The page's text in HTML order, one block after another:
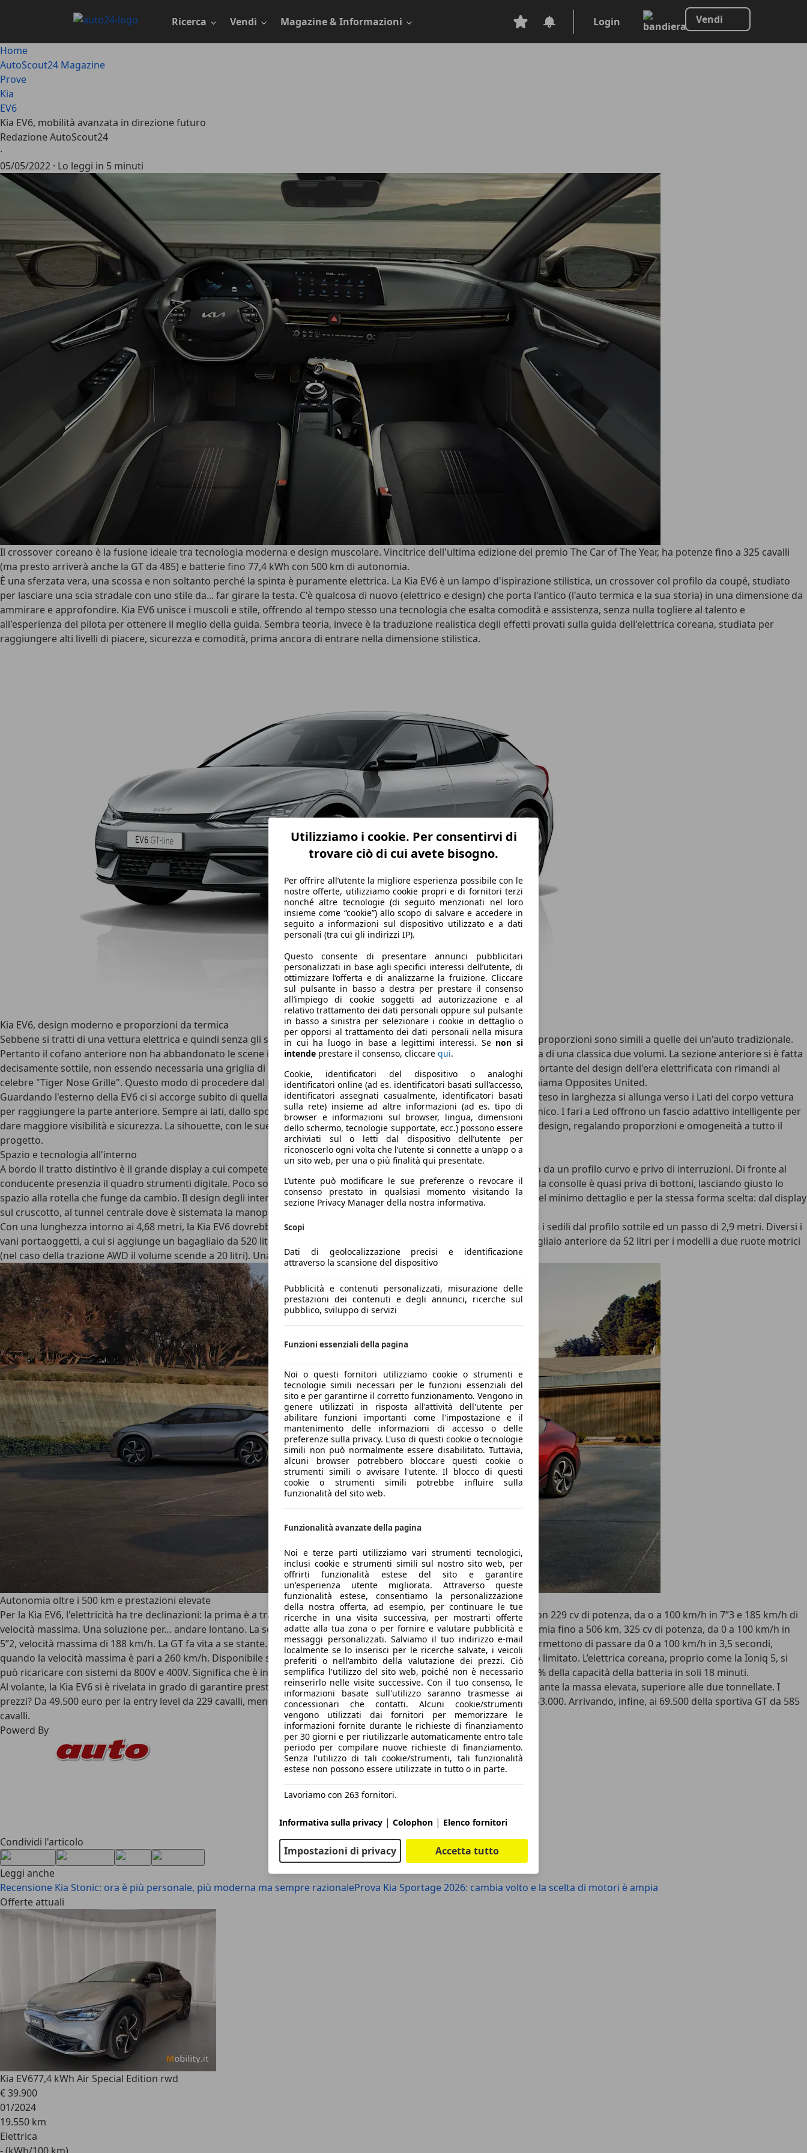
principale
Ricerca Vendi Magazine & Informazioni Login Vendi
Utilizziamo i cookie. Per consentirvi di
trovare ciò di cui avete bisogno.
Per offrire all’utente la migliore esperienza possibile con le
nostre offerte, utilizziamo cookie propri e di fornitori terzi
nonché altre tecnologie (di seguito menzionati nel loro
insieme come “cookie”) allo scopo di salvare e accedere in
seguito a informazioni sul dispositivo utilizzato e a dati
personali (tra cui gli indirizzi IP).
Questo consente di presentare annunci pubblicitari
personalizzati in base agli specifici interessi dell’utente, di
ottimizzare l’offerta e di analizzarne la fruizione. Cliccare
sul pulsante in basso a destra per prestare il consenso
all’impiego di cookie soggetti ad autorizzazione e al
relativo trattamento dei dati personali oppure sul pulsante
in basso a sinistra per selezionare i cookie in dettaglio o
per opporsi al trattamento dei dati personali nella misura
in cui ha luogo in base a legittimi interessi. Se non si
intende prestare il consenso, cliccare qui.
Cookie, identificatori del dispositivo o analoghi
identificatori online (ad es. identificatori basati sull’accesso,
identificatori assegnati casualmente, identificatori basati
sulla rete) insieme ad altre informazioni (ad es. tipo di
browser e informazioni sul browser, lingua, dimensioni
dello schermo, tecnologie supportate, ecc.) possono essere
archiviati sul o letti dal dispositivo dell’utente per
riconoscerlo ogni volta che l’utente si connette a un’app o a
un sito web, per una o più finalità qui presentate.
L’utente può modificare le sue preferenze o revocare il
consenso prestato in qualsiasi momento visitando la
sezione Privacy Manager della nostra informativa.
Scopi
Dati di geolocalizzazione precisi e identificazione
attraverso la scansione del dispositivo
Pubblicità e contenuti personalizzati, misurazione delle
prestazioni dei contenuti e degli annunci, ricerche sul
pubblico, sviluppo di servizi
Funzioni essenziali della pagina
Noi o questi fornitori utilizziamo cookie o strumenti e
tecnologie simili necessari per le funzioni essenziali del
sito e per garantirne il corretto funzionamento. Vengono in
genere utilizzati in risposta all'attività dell'utente per
abilitare funzioni importanti come l'impostazione e il
mantenimento delle informazioni di accesso o delle
preferenze sulla privacy. L'uso di questi cookie o tecnologie
simili non può normalmente essere disabilitato. Tuttavia,
alcuni browser potrebbero bloccare questi cookie o
strumenti simili o avvisare l'utente. Il blocco di questi
cookie o strumenti simili potrebbe influire sulla
funzionalità del sito web.
Funzionalità avanzate della pagina
Noi e terze parti utilizziamo vari strumenti tecnologici,
inclusi cookie e strumenti simili sul nostro sito web, per
offrirti funzionalità estese del sito e garantire
un'esperienza utente migliorata. Attraverso queste
funzionalità estese, consentiamo la personalizzazione
della nostra offerta, ad esempio, per continuare le tue
ricerche in una visita successiva, per mostrarti offerte
adatte alla tua zona o per fornire e valutare pubblicità e
messaggi personalizzati. Salviamo il tuo indirizzo e-mail
localmente se lo inserisci per le ricerche salvate, i veicoli
preferiti o nell'ambito della valutazione dei prezzi. Ciò
semplifica l'utilizzo del sito web, poiché non è necessario
reinserirlo nelle visite successive. Con il tuo consenso, le
informazioni basate sull'utilizzo saranno trasmesse ai
concessionari che contatti. Alcuni cookie/strumenti
vengono utilizzati dai fornitori per memorizzare le
informazioni fornite durante le richieste di finanziamento
per 30 giorni e per riutilizzarle automaticamente entro tale
periodo per compilare nuove richieste di finanziamento.
Senza l'utilizzo di tali cookie/strumenti, tali funzionalità
estese non possono essere utilizzate in tutto o in parte.
Lavoriamo con 263 fornitori.
Informativa sulla privacy | Colophon | Elenco fornitori
Impostazioni di privacy Accetta tutto
Home
AutoScout24 Magazine
Prove
Kia
EV6
Kia EV6, mobilità avanzata in direzione futuro
Redazione AutoScout24
·
05/05/2022 · Lo leggi in 5 minuti
Il crossover coreano è la fusione ideale tra tecnologia moderna e design muscolare. Vincitrice dell'ultima edizione del premio The Car of The Year, ha potenze fino a 325 cavalli
(ma presto arriverà anche la GT da 485) e batterie fino 77,4 kWh con 500 km di autonomia.
È una sferzata vera, una scossa e non soltanto perché la spinta è puramente elettrica. La Kia EV6 è un lampo d'ispirazione stilistica, un crossover col profilo da coupé, studiato
per lasciare una scia stradale con uno stile da... far girare la testa. C'è qualcosa di nuovo (elettrico e design) che porta l'antico (l'auto termica e la sua storia) in una dimensione da
ammirare e approfondire. Kia EV6 unisce i muscoli e stile, offrendo al tempo stesso una tecnologia che esalta comodità e assistenza, senza nulla togliere al talento e
all'esperienza del pilota per ottenere il meglio della guida. Sembra teoria, invece è la traduzione realistica degli effetti provati sulla guida dell'elettrica coreana, studiata per
raggiungere alti livelli di piacere, sicurezza e comodità, prima ancora di entrare nella dimensione stilistica.
Kia EV6, design moderno e proporzioni da termica
Sebbene si tratti di una vettura elettrica e quindi senza gli stessi vincoli definiti dalla presenza di un motore termico, le proporzioni sono simili a quelle dei un'auto tradizionale.
Pertanto il cofano anteriore non ha abbandonato le scene in questa evoluzione elettrificata, palesando di fatto la forma di una classica due volumi. La sezione anteriore si è fatta
decisamente sottile, non essendo necessaria una griglia di raffreddamento. Il "Digital Tiger Face" è una evoluzione importante del design dell'era elettrificata con rimandi al
celebre "Tiger Nose Grille". Questo modo di procedere dal punto di vista stilistico, ha un “nome” e un “cognome” e si chiama Opposites United.
Guardando l'esterno della EV6 ci si accorge subito di quella linea che partendo dal posteriore e dall'effetto luminoso esteso in larghezza si allunga verso i Lati del corpo vettura
per raggiungere la parte anteriore. Sempre ai lati, dallo spoiler partono vetrate profilate a sottolineare il disegno dinamico. I fari a Led offrono un fascio adattivo intelligente per
dare maggiore visibilità e sicurezza. La sihouette, con le sue linee semplici, si armonizza alla perfezione con il resto del design, regalando proporzioni e omogeneità a tutto il
progetto.
Spazio e tecnologia all'interno
A bordo il tratto distintivo è il grande display a cui compete la parte multimediale e quella di navigazione, caratterizzato da un profilo curvo e privo di interruzioni. Di fronte al
conducente presenzia il quadro strumenti digitale. Poco sotto lo schermo centrale i tasti della climatizzazione, mentre la consolle è quasi priva di bottoni, lasciando giusto lo
spazio alla rotella che funge da cambio. Il design degli interni di Kia EV6 è proporzionato a quello esterno, per la cura del minimo dettaglio e per la stessa forma scelta: dal display
sul cruscotto, al tunnel centrale dove è sistemata la manopola della trasmissione.
Con una lunghezza intorno ai 4,68 metri, la Kia EV6 dovrebbe garantire una buona abitabilità. Ad avvalorare questa tesi i sedili dal profilo sottile ed un passo di 2,9 metri. Diversi i
vani portaoggetti, a cui si aggiunge un bagagliaio da 520 litri in configurazione cinque posti. C’è pure un secondo bagagliaio anteriore da 52 litri per i modelli a due ruote motrici
(nel caso della trazione AWD il volume scende a 20 litri). Una capacità discreta per essere una vettura elettrica.
Autonomia oltre i 500 km e prestazioni elevate
Per la Kia EV6, l'elettricità ha tre declinazioni: la prima è a trazione posteriore e consente di percorrere fino a 528 km, con 229 cv di potenza, da o a 100 km/h in 7”3 e 185 km/h di
velocità massima. Una soluzione per… andare lontano. La seconda è il massimo della sintesi: trazione integrale, autonomia fino a 506 km, 325 cv di potenza, da 0 a 100 km/h in
5”2, velocità massima di 188 km/h. La GT fa vita a se stante. Mette in campo 430 kW (585 cv) e 740 Nm, numeri che le permettono di passare da 0 a 100 km/h in 3,5 secondi,
quando la velocità massima è pari a 260 km/h. Disponibile solo nel formato AWD, ha pure un differenziale a slittamento limitato. L’elettrica coreana, proprio come la Ioniq 5, si
può ricaricare con sistemi da 800V e 400V. Significa che è in grado di effettuare una ricarica ad alta velocità dal 10 all’80% della capacità della batteria in soli 18 minuti.
Al volante, la Kia EV6 si è rivelata in grado di garantire prestazioni brillanti, ma anche maneggevolezza e spunto nonostante la massa elevata, superiore alle due tonnellate. I
prezzi? Da 49.500 euro per la entry level da 229 cavalli, mentre per la versione intermedia da 325 cv ne sono necessari 53.000. Arrivando, infine, ai 69.500 della sportiva GT da 585
cavalli.
Powerd By
Condividi l'articolo
Leggi anche
Recensione Kia Stonic: ora è più personale, più moderna ma sempre razionaleProva Kia Sportage 2026: cambia volto e la scelta di motori è ampia
Offerte attuali
Kia EV677,4 kWh Air Special Edition rwd
€ 39.900
01/2024
19.550 km
Elettrica